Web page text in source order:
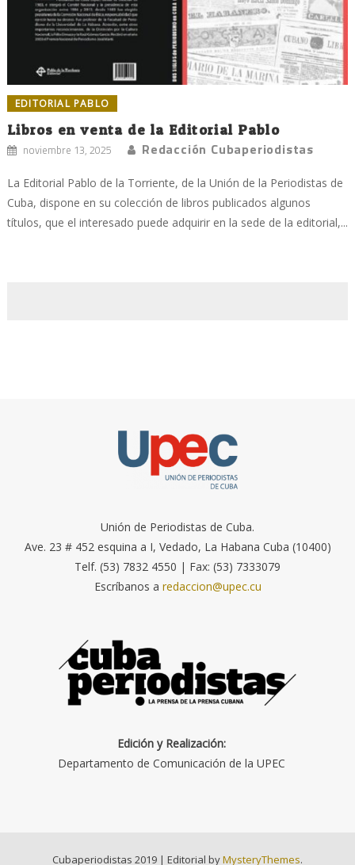
EDITORIAL PABLO
Libros en venta de la Editorial Pablo
noviembre 13, 2025 Redacción Cubaperiodistas
La Editorial Pablo de la Torriente, de la Unión de la Periodistas de
Cuba, dispone en su colección de libros publicados algunos
títulos, que el interesado puede adquirir en la sede de la editorial,...
Unión de Periodistas de Cuba.
Ave. 23 # 452 esquina a I, Vedado, La Habana Cuba (10400)
Telf. (53) 7832 4550 | Fax: (53) 7333079
Escríbanos a redaccion@upec.cu
Edición y Realización:
Departamento de Comunicación de la UPEC
Cubaperiodistas 2019 | Editorial byMysteryThemes.